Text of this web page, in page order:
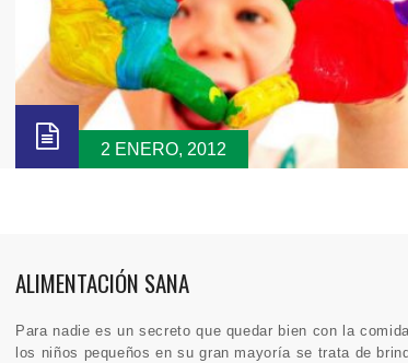
2 ENERO, 2012
ALIMENTACIÓN SANA
Para nadie es un secreto que quedar bien con la
los niños pequeños en su gran mayoría se trata de